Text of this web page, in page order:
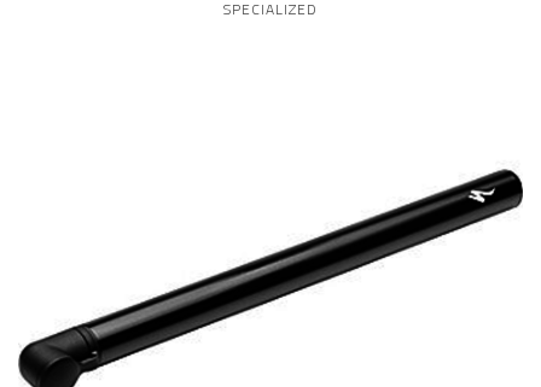
SPECIALIZED